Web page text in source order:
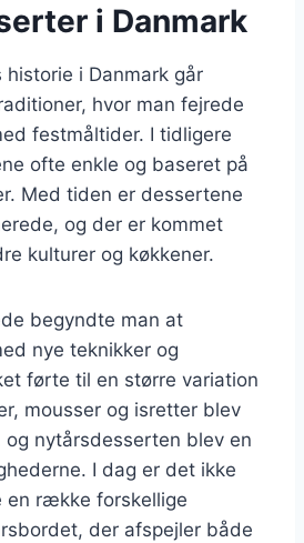
i Danmark
i Danmark går
hvor man fejrede
festmåltider. I tidligere
ofte enkle og baseret på
Med tiden er dessertene
og der er kommet
kulturer og køkkener.
begyndte man at
nye teknikker og
førte til en større variation
mousser og isretter blev
og nytårsdesserten blev en
I dag er det ikke
række forskellige
der afspejler både